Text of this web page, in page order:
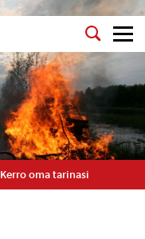
Kerro oma tarinasi